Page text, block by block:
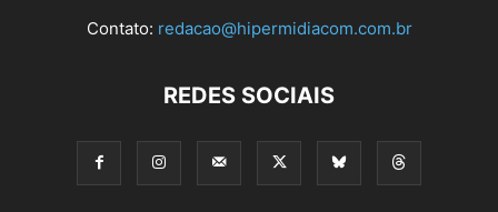
Contato: redacao@hipermidiacom.com.br
REDES SOCIAIS